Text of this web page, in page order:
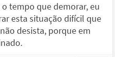
tempo que demorar, eu
esta situação difícil que
desista, porque em